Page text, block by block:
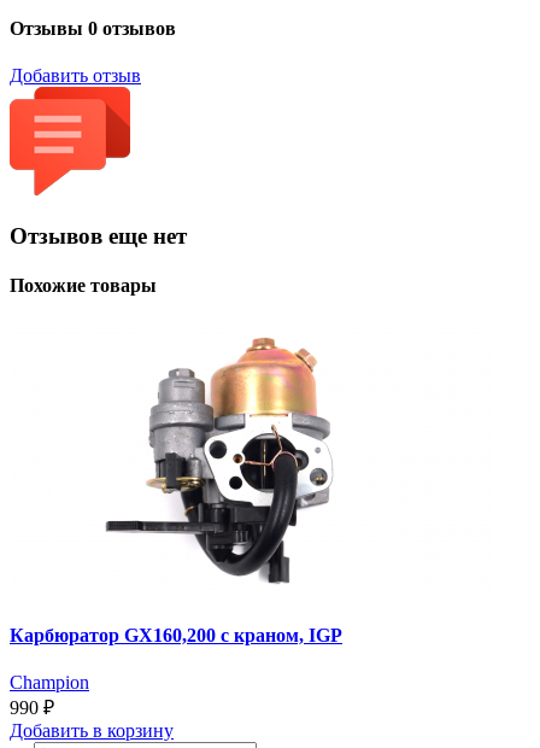
Отзывы 0 отзывов
Добавить отзыв
Отзывов еще нет
Похожие товары
Карбюратор GX160,200 с краном, IGP
Champion
990 ₽
Добавить в корзину